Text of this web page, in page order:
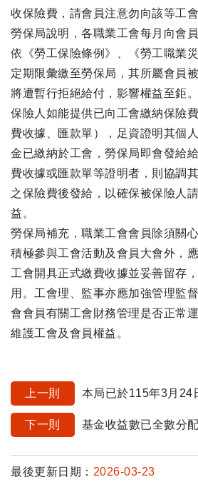
收保險費，請會員注意勿向該等工會
勞保局說明，各職業工會每月向會
依《勞工保險條例》、《勞工職業
定期限彙繳至勞保局，其所屬會員
將遭暫行拒絕給付，影響權益至鉅
保險人如能提供已向工會繳納保險
費收據、匯款單），足資證明其個
金已繳納於工會，勞保局即會發給
費收據或匯款單等證明者，則協調
之保險費後發給，以確保被保險人
益。
勞保局補充，職業工會會員除須關
積極參與工會活動及會員大會外，
工會開具正式繳費收據並妥善留存
用。工會理、監事亦應加強管理監
會會員有關工會財務管理是否正常
維護工會及會員權益。
上一則 本局已於115年3月24日函知各直轄市及縣市政府「115年3月年滿63
下一則 基金收益數已全數分配給勞工，收益分配以基金
最後更新日期： 2026-03-23